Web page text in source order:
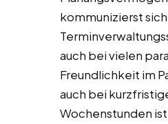
kommunizierst
auch bei vielen
Freundlichkeit im
auch bei
Wochenstunden